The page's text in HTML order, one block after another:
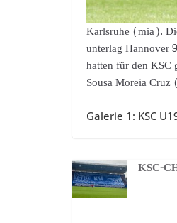
Karlsruhe (mia).
unterlag
hatten für den
Sousa Moreia
Galerie 1: KSC
KSC-